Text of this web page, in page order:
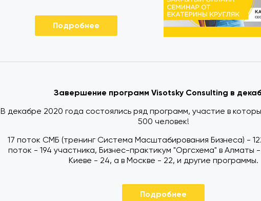
Подробнее
Завершение программ Visotsky Consulting в
В декабре 2020 года состоялись ряд программ, участие в
500 человек!
17 поток СМБ (тренинг Система Масштабирования Бизнеса) -
поток - 194 участника, Бизнес-практикум "Оргсхема" в Алматы
Киеве - 24, а в Москве - 22, и другие программы.
Подробнее